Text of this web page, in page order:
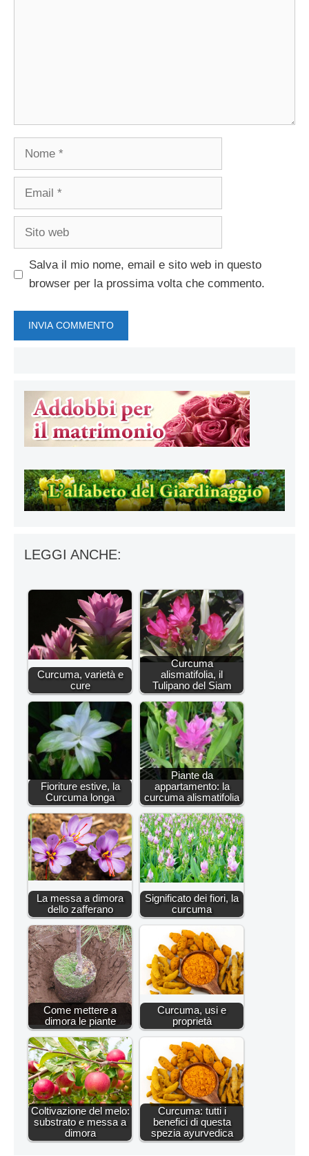
Nome
Email
Sito
Salva il mio nome, email e sito web in questo
browser per la prossima volta che commento.
LEGGI ANCHE:
Curcuma, varietà e
cure
Curcuma
alismatifolia, il
Tulipano del Siam
Fioriture estive, la
Curcuma longa
Piante da
appartamento: la
curcuma alismatifolia
La messa a dimora
dello zafferano
Significato dei fiori, la
curcuma
Come mettere a
dimora le piante
Curcuma, usi e
proprietà
Coltivazione del melo:
substrato e messa a
dimora
Curcuma: tutti i
benefici di questa
spezia ayurvedica